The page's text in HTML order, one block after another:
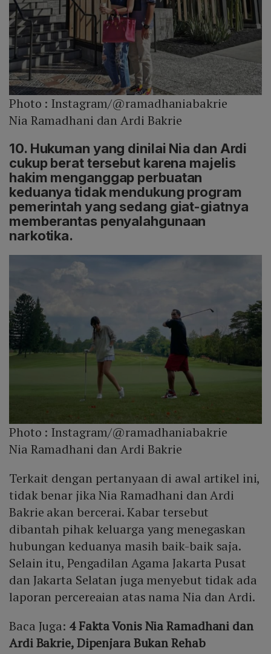
Photo : Instagram/@ramadhaniabakrie
Nia Ramadhani dan Ardi Bakrie
10. Hukuman yang dinilai Nia dan Ardi
cukup berat tersebut karena majelis
hakim menganggap perbuatan
keduanya tidak mendukung program
pemerintah yang sedang giat-giatnya
memberantas penyalahgunaan
narkotika.
Photo : Instagram/@ramadhaniabakrie
Nia Ramadhani dan Ardi Bakrie
Terkait dengan pertanyaan di awal artikel ini,
tidak benar jika Nia Ramadhani dan Ardi
Bakrie akan bercerai. Kabar tersebut
dibantah pihak keluarga yang menegaskan
hubungan keduanya masih baik-baik saja.
Selain itu, Pengadilan Agama Jakarta Pusat
dan Jakarta Selatan juga menyebut tidak ada
laporan percereaian atas nama Nia dan Ardi.
Baca Juga: 4 Fakta Vonis Nia Ramadhani dan
Ardi Bakrie, Dipenjara Bukan Rehab